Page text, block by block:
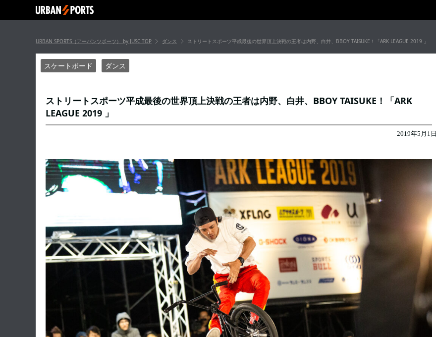
URBAN SPORTS（アーバンツポーツ） by JUSC TOP ダンス ストリートスポーツ平成最後の世界頂上決戦の王者は内野、白井、BBOY TAISUKE！「ARK LEAGUE 2019 」
スケートボード ダンス
ストリートスポーツ平成最後の世界頂上決戦の王者は内野、白井、BBOY TAISUKE！「ARK
LEAGUE 2019 」
2019年5月1日